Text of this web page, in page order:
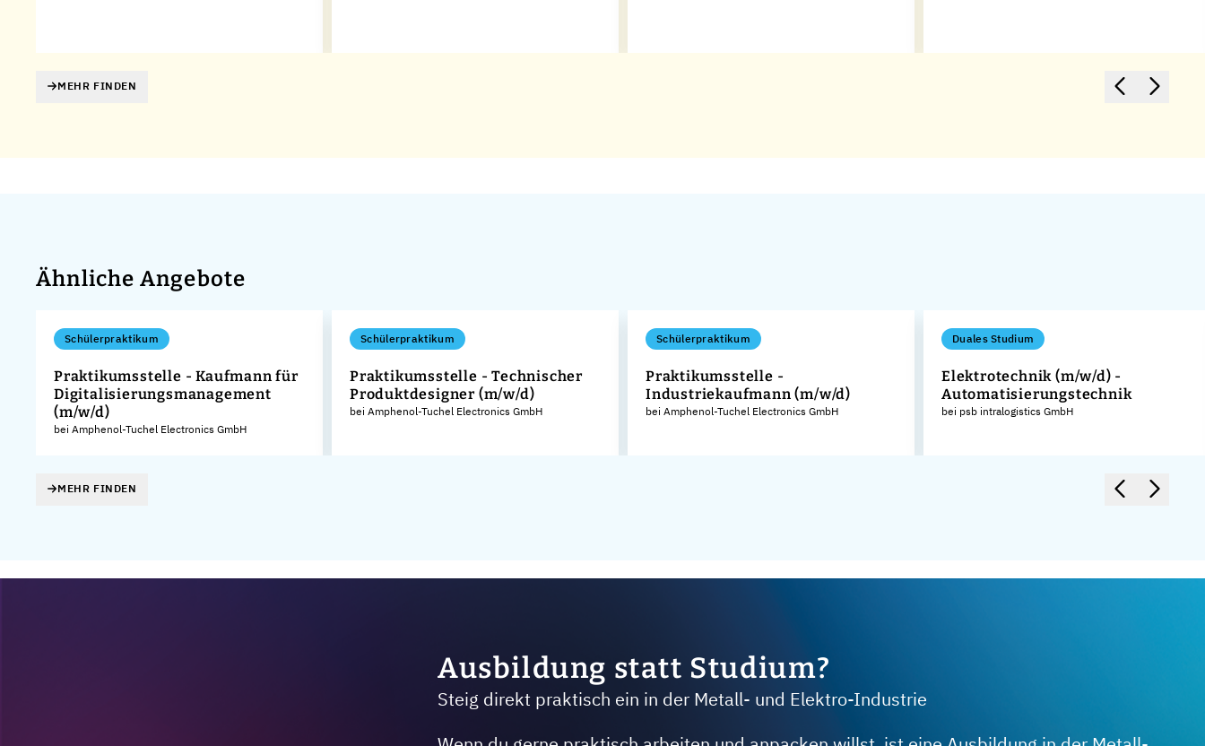
MEHR FINDEN
Ähnliche Angebote
Schülerpraktikum
Praktikumsstelle - Kaufmann für
Digitalisierungsmanagement
(m/w/d)
bei Amphenol-Tuchel Electronics GmbH
Schülerpraktikum
Praktikumsstelle - Technischer
Produktdesigner (m/w/d)
bei Amphenol-Tuchel Electronics GmbH
Schülerpraktikum
Praktikumsstelle -
Industriekaufmann (m/w/d)
bei Amphenol-Tuchel Electronics GmbH
Duales Studium
Elektrotechnik (m/w/d) -
Automatisierungstechnik
bei psb intralogistics GmbH
MEHR FINDEN
Ausbildung statt Studium?
Steig direkt praktisch ein in der Metall- und Elektro-Industrie